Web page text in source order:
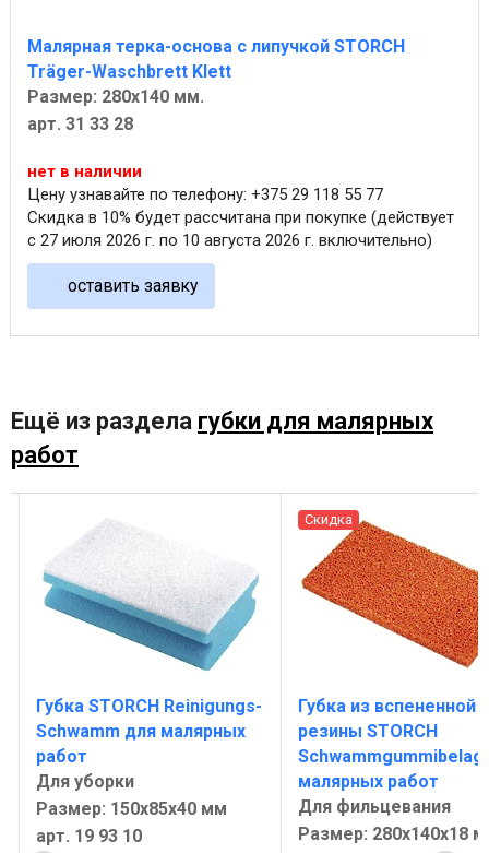
Малярная терка-основа с липучкой STORCH
Träger-Waschbrett Klett
Размер: 280х140 мм.
арт. 31 33 28
нет в наличии
Цену узнавайте по телефону: +375 29 118 55 77
Скидка в 10% будет рассчитана при покупке (действует
с 27 июля 2026 г. по 10 августа 2026 г. включительно)
оставить заявку
Ещё из раздела губки для малярных
работ
Губка STORCH Reinigungs-
Schwamm для малярных
работ
Для уборки
Размер: 150x85x40 мм
арт. 19 93 10
Скидка
Губка из вспененной
резины STORCH
Schwammgummibelag
малярных работ
Для фильцевания
Размер: 280х140x18